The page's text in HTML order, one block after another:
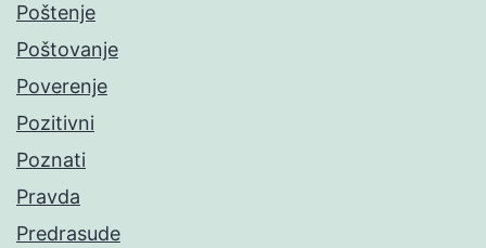
Poštenje
Poštovanje
Poverenje
Pozitivni
Poznati
Pravda
Predrasude